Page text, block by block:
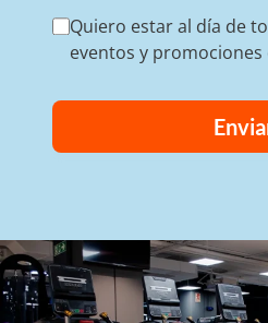
Quiero estar al día de
eventos y promociones